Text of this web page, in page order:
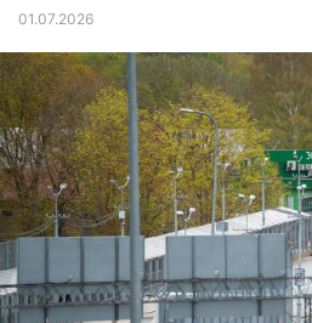
01.07.2026